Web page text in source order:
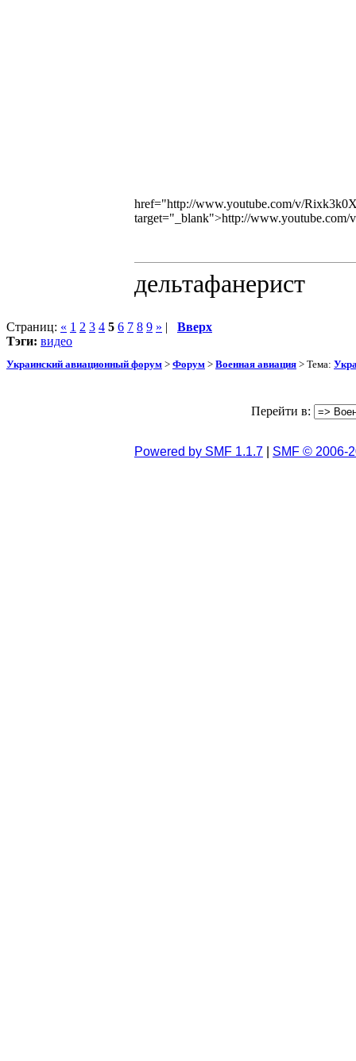
href="http://www.youtube.com/v/
target="_blank">http://
дельтафанерист
Страниц: « 1 2 3 4 5 6 7 8 9 » | Вверх
Тэги: видео
Украинский авиационный форум > Форум > Военная авиация > Тема:
Перейти в:
Powered by SMF 1.1.7 SMF © 2006-